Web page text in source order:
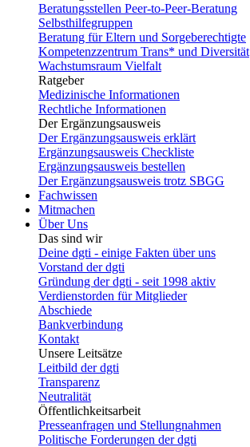
Beratungsstellen Peer-to-Peer-Beratung
Selbsthilfegruppen
Beratung für Eltern und Sorgeberechtigte
Kompetenzzentrum Trans* und Diversität
Wachstumsraum Vielfalt
Ratgeber
Medizinische Informationen
Rechtliche Informationen
Der Ergänzungsausweis
Der Ergänzungsausweis erklärt
Ergänzungsausweis Checkliste
Ergänzungsausweis bestellen
Der Ergänzungsausweis trotz SBGG
Fachwissen
Mitmachen
Über Uns
Das sind wir
Deine dgti - einige Fakten über uns
Vorstand der dgti
Gründung der dgti - seit 1998 aktiv
Verdienstorden für Mitglieder
Abschiede
Bankverbindung
Kontakt
Unsere Leitsätze
Leitbild der dgti
Transparenz
Neutralität
Öffentlichkeitsarbeit
Presseanfragen und Stellungnahmen
Politische Forderungen der dgti